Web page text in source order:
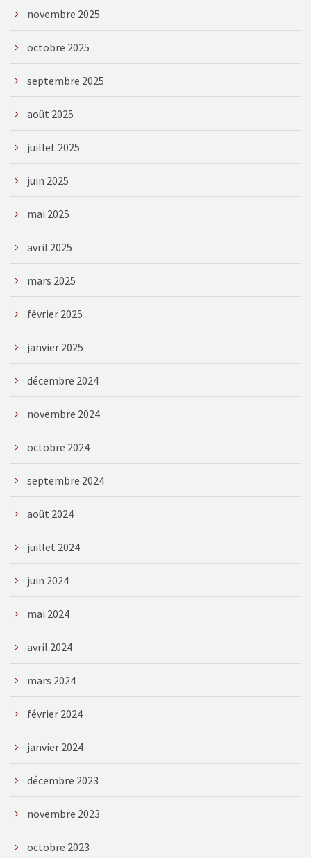
novembre 2025
octobre 2025
septembre 2025
août 2025
juillet 2025
juin 2025
mai 2025
avril 2025
mars 2025
février 2025
janvier 2025
décembre 2024
novembre 2024
octobre 2024
septembre 2024
août 2024
juillet 2024
juin 2024
mai 2024
avril 2024
mars 2024
février 2024
janvier 2024
décembre 2023
novembre 2023
octobre 2023